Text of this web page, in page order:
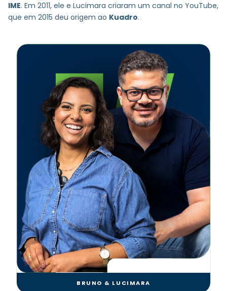
IME. Em 2011, ele e Lucimara criaram um canal no YouTube,
que em 2015 deu origem ao Kuadro.
BRUNO & LUCIMARA